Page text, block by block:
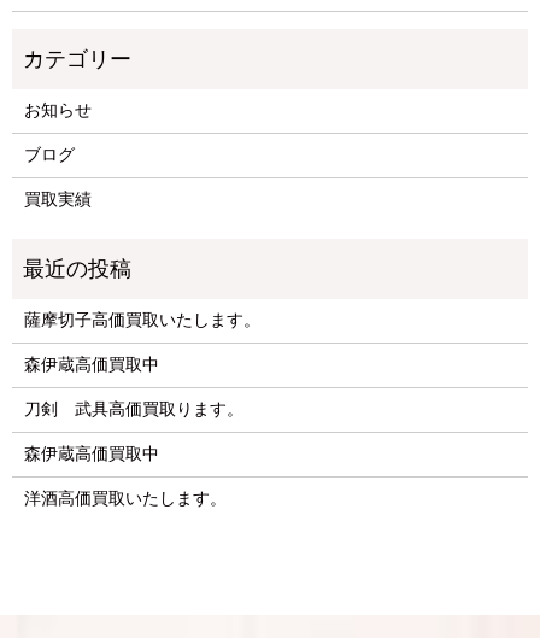
お知らせ
ブログ
買取実績
薩摩切子高価買取いたします。
森伊蔵高価買取中
刀剣 武具高価買取ります。
森伊蔵高価買取中
洋酒高価買取いたします。